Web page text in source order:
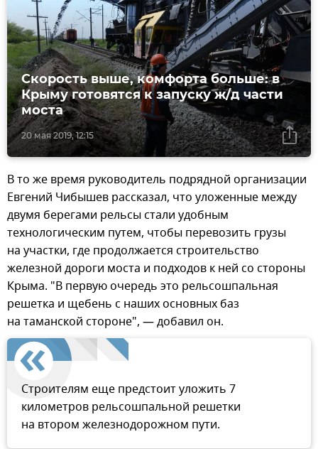
20 мая 2019, 12:15
Скорость выше, комфорта больше: в
Крыму готовятся к запуску ж/д части
моста
В то же время руководитель подрядной организации
Евгений Чибышев рассказал, что уложенные между
двумя берегами рельсы стали удобным
технологическим путем, чтобы перевозить грузы
на участки, где продолжается строительство
железной дороги моста и подходов к ней со стороны
Крыма. "В первую очередь это рельсошпальная
решетка и щебень с наших основных баз
на таманской стороне", — добавил он.
Строителям еще предстоит уложить 7
километров рельсошпальной решетки
на втором железнодорожном пути.